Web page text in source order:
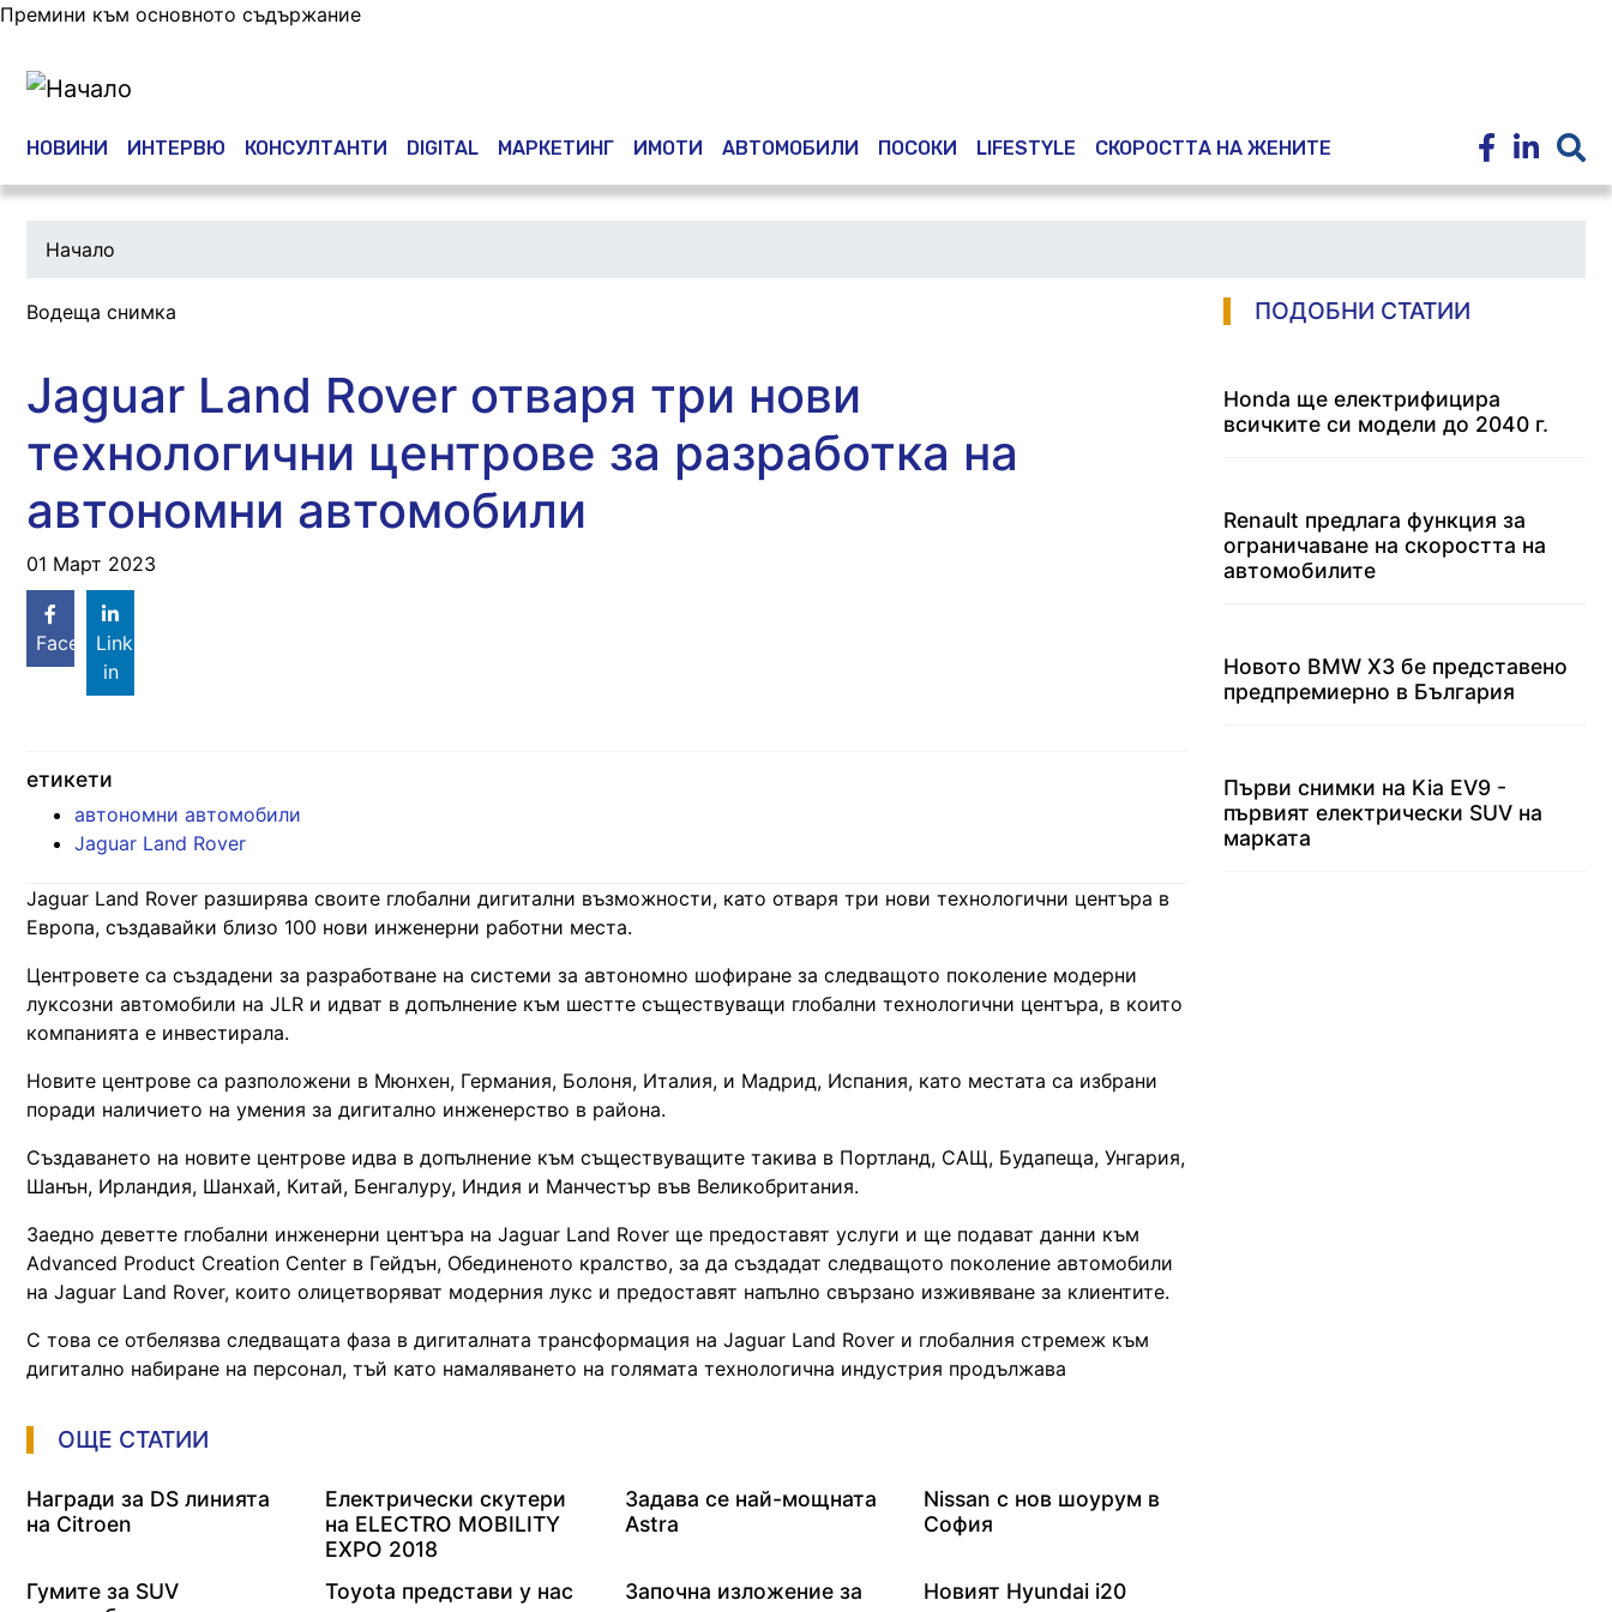
Премини към основното съдържание
Main navigation
НОВИНИ ИНТЕРВЮ КОНСУЛТАНТИ DIGITAL МАРКЕТИНГ ИМОТИ АВТОМОБИЛИ ПОСОКИ LIFESTYLE СКОРОСТТА НА ЖЕНИТЕ
Начало
Водеща снимка
Jaguar Land Rover отваря три нови
технологични центрове за разработка на
автономни автомобили
01 Март 2023
Facebook
Linked
in
етикети
автономни автомобили
Jaguar Land Rover
Jaguar Land Rover разширява своите глобални дигитални възможности, като отваря три нови технологични центъра в
Европа, създавайки близо 100 нови инженерни работни места.
Центровете са създадени за разработване на системи за автономно шофиране за следващото поколение модерни
луксозни автомобили на JLR и идват в допълнение към шестте съществуващи глобални технологични центъра, в които
компанията е инвестирала.
Новите центрове са разположени в Мюнхен, Германия, Болоня, Италия, и Мадрид, Испания, като местата са избрани
поради наличието на умения за дигитално инженерство в района.
Създаването на новите центрове идва в допълнение към съществуващите такива в Портланд, САЩ, Будапеща, Унгария,
Шанън, Ирландия, Шанхай, Китай, Бенгалуру, Индия и Манчестър във Великобритания.
Заедно деветте глобални инженерни центъра на Jaguar Land Rover ще предоставят услуги и ще подават данни към
Advanced Product Creation Center в Гейдън, Обединеното кралство, за да създадат следващото поколение автомобили
на Jaguar Land Rover, които олицетворяват модерния лукс и предоставят напълно свързано изживяване за клиентите.
С това се отбелязва следващата фаза в дигиталната трансформация на Jaguar Land Rover и глобалния стремеж към
дигитално набиране на персонал, тъй като намаляването на голямата технологична индустрия продължава
ОЩЕ СТАТИИ
Награди за DS линията
на Citroen
Електрически скутери
на ELECTRO MOBILITY
EXPO 2018
Задава се най-мощната
Astra
Nissan с нов шоурум в
София
Гумите за SUV
Toyota представи у нас
Започна изложение за
Новият Hyundai i20
ПОДОБНИ СТАТИИ
Honda ще електрифицира
всичките си модели до 2040 г.
Renault предлага функция за
ограничаване на скоростта на
автомобилите
Новото BMW X3 бе представено
предпремиерно в България
Първи снимки на Kia EV9 -
първият електрически SUV на
марката